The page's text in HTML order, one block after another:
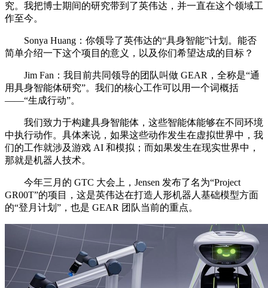
究。我把博士期间的研究带到了英伟达，并一直在这个领域工
作至今。
Sonya Huang：你领导了英伟达的“具身智能”计划。能否
简单介绍一下这个项目的意义，以及你们希望达成的目标？
Jim Fan：我目前共同领导的团队叫做 GEAR，全称是“通
用具身智能体研究”。我们的核心工作可以用一个词概括
——“生成行动”。
我们致力于构建具身智能体，这些智能体能够在不同环境
中执行动作。具体来说，如果这些动作发生在虚拟世界中，我
们的工作就涉及游戏 AI 和模拟；而如果发生在现实世界中，
那就是机器人技术。
今年三月的 GTC 大会上，Jensen 发布了名为“Project
GR00T”的项目，这是英伟达在打造人形机器人基础模型方面
的“登月计划”，也是 GEAR 团队当前的重点。